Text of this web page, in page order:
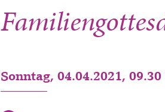
Sonntag, 04.04.2021,